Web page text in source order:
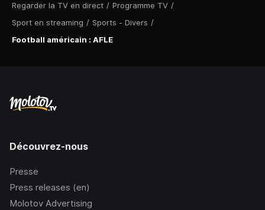
Regarder la TV en direct / Programme TV /
Sport en streaming / Sports - Divers /
Football américain : AFLE
Découvrez-nous
Presse
Press releases (en)
Molotov Advertising